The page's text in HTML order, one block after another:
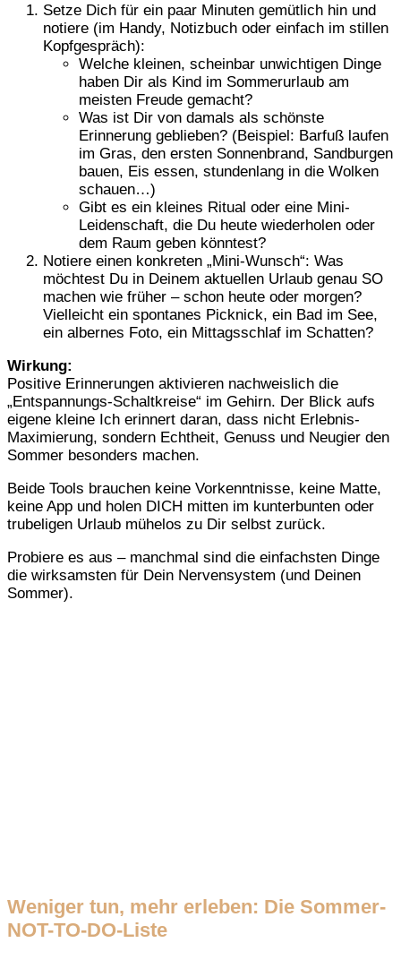
Setze Dich für ein paar Minuten gemütlich hin und
notiere (im Handy, Notizbuch oder einfach im stillen
Kopfgespräch):
Welche kleinen, scheinbar unwichtigen Dinge
haben Dir als Kind im Sommerurlaub am
meisten Freude gemacht?
Was ist Dir von damals als schönste
Erinnerung geblieben? (Beispiel: Barfuß laufen
im Gras, den ersten Sonnenbrand, Sandburgen
bauen, Eis essen, stundenlang in die Wolken
schauen…)
Gibt es ein kleines Ritual oder eine Mini-
Leidenschaft, die Du heute wiederholen oder
dem Raum geben könntest?
Notiere einen konkreten „Mini-Wunsch“: Was
möchtest Du in Deinem aktuellen Urlaub genau SO
machen wie früher – schon heute oder morgen?
Vielleicht ein spontanes Picknick, ein Bad im See,
ein albernes Foto, ein Mittagsschlaf im Schatten?
Wirkung:
Positive Erinnerungen aktivieren nachweislich die
„Entspannungs-Schaltkreise“ im Gehirn. Der Blick aufs
eigene kleine Ich erinnert daran, dass nicht Erlebnis-
Maximierung, sondern Echtheit, Genuss und Neugier den
Sommer besonders machen.
Beide Tools brauchen keine Vorkenntnisse, keine Matte,
keine App und holen DICH mitten im kunterbunten oder
trubeligen Urlaub mühelos zu Dir selbst zurück.
Probiere es aus – manchmal sind die einfachsten Dinge
die wirksamsten für Dein Nervensystem (und Deinen
Sommer).
Weniger tun, mehr erleben: Die Sommer-
NOT-TO-DO-Liste